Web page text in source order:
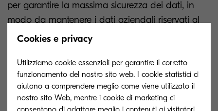
per garantire la massima sicurezza dei dati, in
modo da mantenere i dati aziendali riservati al
sicuro indipendentemente dal luogo in cui
Funzionalità di ricerca dei
documenti
Cookies e privacy
Utilizziamo cookie essenziali per garantire il corretto
funzionamento del nostro sito web. I cookie statistici ci
aiutano a comprendere meglio come viene utilizzato il
nostro sito Web, mentre i cookie di marketing ci